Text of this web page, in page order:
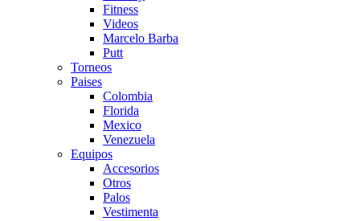
Fitness
Videos
Marcelo Barba
Putt
Torneos
Paises
Colombia
Florida
Mexico
Venezuela
Equipos
Accesorios
Otros
Palos
Vestimenta